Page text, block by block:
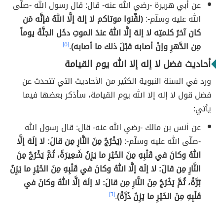
عن أبي هريرة -رضي الله عنه- قال: قال رسول الله -صلّى
الله عليه وسلّم-:(لقِّنوا موتاكم لا إلهَ إلَّا اللهُ فإنَّه مَن
كان آخرُ كلمتِه لا إلهَ إلَّا اللهُ عندَ الموتِ دخَل الجنَّةَ يوماً
مِن الدَّهرِ وإنْ أصابه قبْلَ ذلك ما أصابه).[٥]
أحاديث فضل لا إله إلا الله يوم القيامة
ورد في السنة النبوية الكثير من الأحاديث التي تتحدث عن
فضل قول لا إله إلا الله يوم القيامة، سأذكر بعضها فيما
يأتي:
عن أنس بن مالك -رضي الله عنه- قال: قال رسول الله
-صلّى الله عليه وسلّم-:(يَخْرُجُ مِنَ النَّارِ مِن قالَ: لا إلَهَ إلَّا
اللهُ وكانَ في قَلْبِهِ مِنَ الخَيْرِ ما يَزِنُ شَعِيرَةً، ثُمَّ يَخْرُجُ مِنَ
النَّارِ مِن قالَ: لا إلَهَ إلَّا اللهُ وكانَ في قَلْبِهِ مِنَ الخَيْرِ ما يَزِنُ
بُرَّةً، ثُمَّ يَخْرُجُ مِنَ النَّارِ مِن قالَ: لا إلَهَ إلَّا اللهُ وكانَ في
قَلْبِهِ مِنَ الخَيْرِ ما يَزِنُ ذَرَّةً).[٦]